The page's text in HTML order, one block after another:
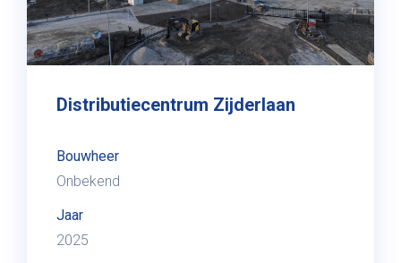
Distributiecentrum Zijderlaan
Bouwheer
Onbekend
Jaar
2025